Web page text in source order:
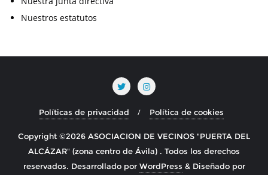
Nuestros estatutos
Políticas de privacidad Política de cookies
Copyright ©2026 ASOCIACION DE VECINOS "PUERTA DEL
ALCÁZAR" (zona centro de Ávila) . Todos los derechos
reservados. Desarrollado por WordPress & Diseñado por